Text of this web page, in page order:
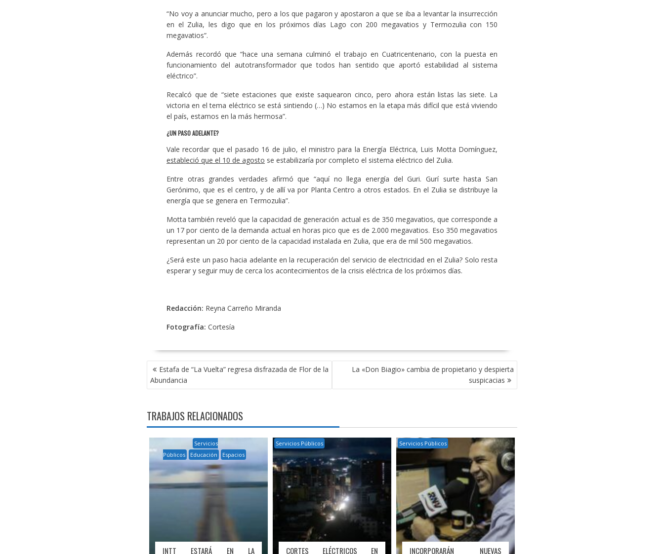
“No voy a anunciar mucho, pero a los que pagaron y apostaron a que se iba a levantar la insurrección
en el Zulia, les digo que en los próximos días Lago con 200 megavatios y Termozulia con 150
megavatios”.
Además recordó que “hace una semana culminó el trabajo en Cuatricentenario, con la puesta en
funcionamiento del autotransformador que todos han sentido que aportó estabilidad al sistema
eléctrico”.
Recalcó que de “siete estaciones que existe saquearon cinco, pero ahora están listas las siete. La
victoria en el tema eléctrico se está sintiendo (…) No estamos en la etapa más difícil que está viviendo
el país, estamos en la más hermosa”.
¿UN PASO ADELANTE?
Vale recordar que el pasado 16 de julio, el ministro para la Energía Eléctrica, Luis Motta Domínguez,
estableció que el 10 de agosto se estabilizaría por completo el sistema eléctrico del Zulia.
Entre otras grandes verdades afirmó que “aquí no llega energía del Guri. Gurí surte hasta San
Gerónimo, que es el centro, y de allí va por Planta Centro a otros estados. En el Zulia se distribuye la
energía que se genera en Termozulia”.
Motta también reveló que la capacidad de generación actual es de 350 megavatios, que corresponde a
un 17 por ciento de la demanda actual en horas pico que es de 2.000 megavatios. Eso 350 megavatios
representan un 20 por ciento de la capacidad instalada en Zulia, que era de mil 500 megavatios.
¿Será este un paso hacia adelante en la recuperación del servicio de electricidad en el Zulia? Solo resta
esperar y seguir muy de cerca los acontecimientos de la crisis eléctrica de los próximos días.
Redacción: Reyna Carreño Miranda
Fotografía: Cortesía
NAVEGACIÓN
DE
ENTRADAS
Estafa de “La Vuelta” regresa disfrazada de Flor de la
Abundancia
La «Don Biagio» cambia de propietario y despierta
suspicacias
TRABAJOS RELACIONADOS
Servicios
Públicos
Educación Espacios
INTT ESTARÁ EN LA
Servicios Públicos
CORTES ELÉCTRICOS EN
Servicios Públicos
INCORPORARÁN NUEVAS